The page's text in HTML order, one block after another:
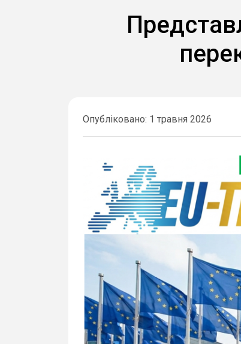
Опубліковано: 1 травня 2026